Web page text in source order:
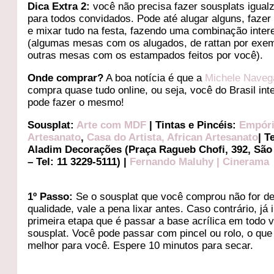
Dica Extra 2: você não precisa fazer sousplats
para todos convidados. Pode até alugar alguns, fazer
e mixar tudo na festa, fazendo uma combinação
(algumas mesas com os alugados, de rattan por
outras mesas com os estampados feitos por você).
Onde comprar? A boa notícia é que a Michele
compra quase tudo online, ou seja, você do Brasil
pode fazer o mesmo!
Sousplat:Arte com MDF | Tintas e Pincéis:
Artesanato, Casa do Artista,African Artesanato|
Aladim Decorações (Praça Ragueb Chofi, 392,
– Tel: 11 3229-5111) | Fernando Maluhy | Cinerama
1º Passo: Se o sousplat que você comprou não for
qualidade, vale a pena lixar antes. Caso contrário, já
primeira etapa que é passar a base acrílica em todo
sousplat. Você pode passar com pincel ou rolo, o
melhor para você. Espere 10 minutos para secar.